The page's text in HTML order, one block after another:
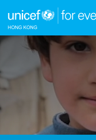
跳到內